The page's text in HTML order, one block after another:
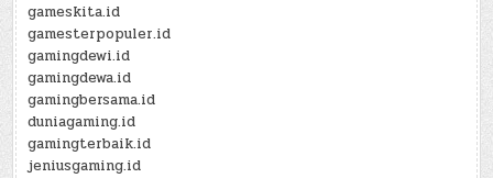
gameskita.id
gamesterpopuler.id
gamingdewi.id
gamingdewa.id
gamingbersama.id
duniagaming.id
gamingterbaik.id
jeniusgaming.id